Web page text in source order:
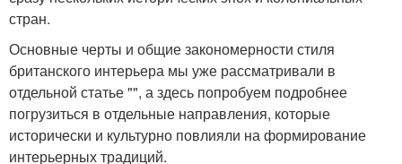
стран.
Основные черты и общие закономерности стиля
британского интерьера мы уже рассматривали в
отдельной статье "", а здесь попробуем подробнее
погрузиться в отдельные направления, которые
исторически и культурно повлияли на формирование
интерьерных традиций.